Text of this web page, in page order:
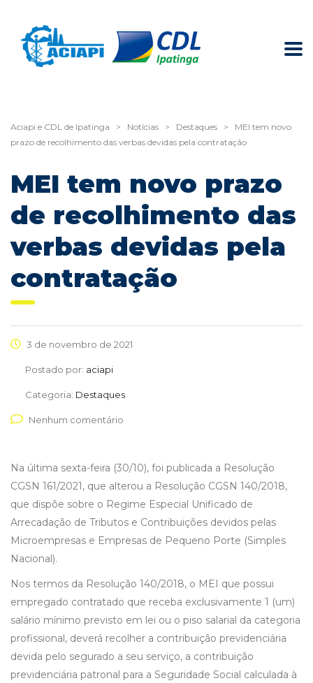
Aciapi e CDL de Ipatinga > Notícias > Destaques >
MEI tem novo
prazo de recolhimento das verbas devidas pela contratação
MEI tem novo prazo
de recolhimento das
verbas devidas pela
contratação
3 de novembro de 2021
Postado por: aciapi
Categoria: Destaques
Nenhum comentário
Na última sexta-feira (30/10), foi publicada a Resolução
CGSN 161/2021, que alterou a Resolução CGSN 140/2018,
que dispõe sobre o Regime Especial Unificado de
Arrecadação de Tributos e Contribuições devidos pelas
Microempresas e Empresas de Pequeno Porte (Simples
Nacional).
Nos termos da Resolução 140/2018, o MEI que possui
empregado contratado que receba exclusivamente 1 (um)
salário mínimo previsto em lei ou o piso salarial da categoria
profissional, deverá recolher a contribuição previdenciária
devida pelo segurado a seu serviço, a contribuição
previdenciária patronal para a Seguridade Social calculada à